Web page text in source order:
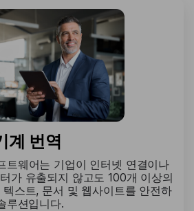
계 번역
트웨어는 기업이 인터넷 연결이나
가 유출되지 않고도 100개 이상의
스트, 문서 및 웹사이트를 안전하
루션입니다.